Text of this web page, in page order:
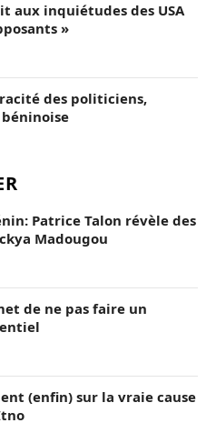
aux inquiétudes des USA
»
des politiciens,
béninoise
Patrice Talon révèle des
Madougou
de ne pas faire un
(enfin) sur la vraie cause